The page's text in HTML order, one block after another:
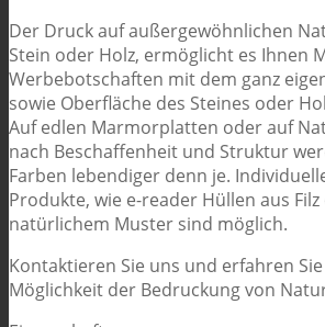
Der Druck auf außergewöhnlichen
Stein oder Holz, ermöglicht es Ihnen
Werbebotschaften mit dem ganz
sowie Oberfläche des Steines oder
Auf edlen Marmorplatten oder auf
nach Beschaffenheit und Struktur
Farben lebendiger denn je.
Produkte, wie e-reader Hüllen aus
natürlichem Muster sind möglich.
Kontaktieren Sie uns und erfahren
Möglichkeit der Bedruckung von